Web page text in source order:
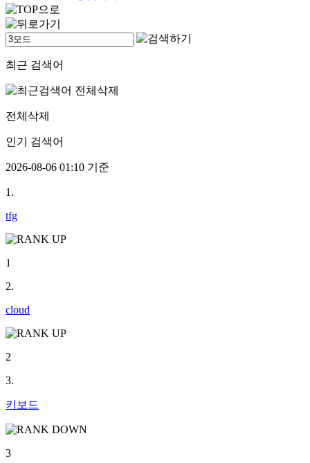
최근 검색어
전체삭제
인기 검색어
2026-08-06 01:10 기준
1.
tfg
1
2.
cloud
2
3.
키보드
3